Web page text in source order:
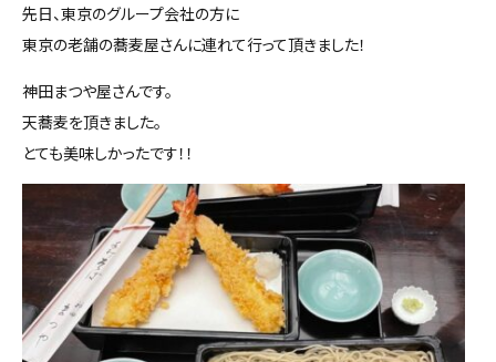
先日、東京のグループ会社の方に
東京の老舗の蕎麦屋さんに連れて行って頂きました！
神田まつや屋さんです。
天蕎麦を頂きました。
とても美味しかったです！！